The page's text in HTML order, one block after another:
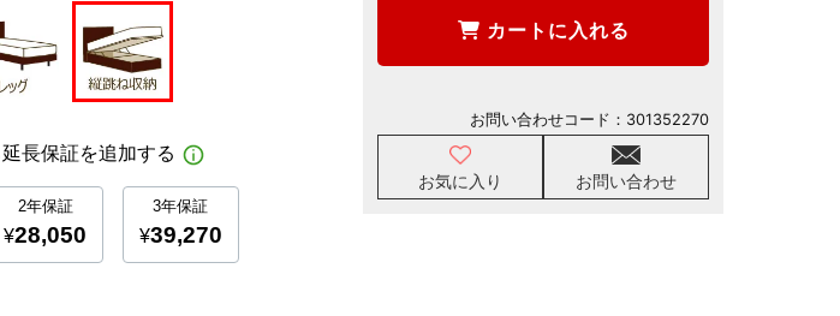
カートに入れる
お気に入り お問い合わせ
お問い合わせコード： 301352270